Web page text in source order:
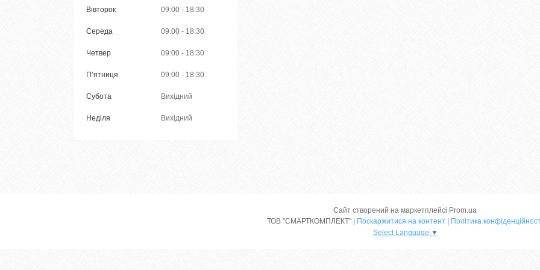
Вівторок 09:00 18:30
Середа 09:00 18:30
Четвер 09:00 18:30
Пʼятниця 09:00 18:30
Субота Вихідний
Неділя Вихідний
Сайт створений на маркетплейсі Prom.ua
ТОВ "СМАРТКОМПЛЕКТ" | Поскаржитися на контент | Політика
Select Language ▼